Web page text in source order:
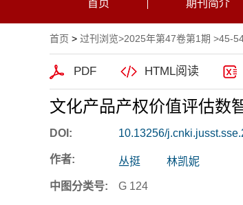
首页 期刊简介
首页 > 过刊浏览>2025年第47卷第1期 >45-
PDF HTML阅读
文化产品产权价值评估数
DOI: 10.13256/
作者: 丛挺 林凯妮
中图分类号: G 124